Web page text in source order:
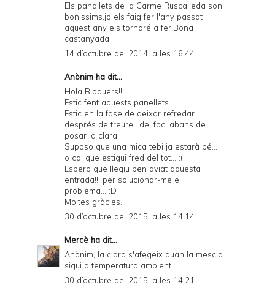
Els panallets de la Carme Ruscalleda son
bonissims,jo els faig fer l'any passat i
aquest any els tornaré a fer.Bona
castanyada.
14 d’octubre del 2014, a les 16:44
Anònim ha dit...
Hola Bloquers!!!
Estic fent aquests panellets.
Estic en la fase de deixar refredar
després de treure'l del foc, abans de
posar la clara...
Suposo que una mica tebi ja estarà bé...
o cal que estigui fred del tot... :(
Espero que llegiu ben aviat aquesta
entrada!!! per solucionar-me el
problema... :D
Moltes gràcies...
30 d’octubre del 2015, a les 14:14
Mercè ha dit...
Anònim, la clara s'afegeix quan la mescla
sigui a temperatura ambient.
30 d’octubre del 2015, a les 14:21